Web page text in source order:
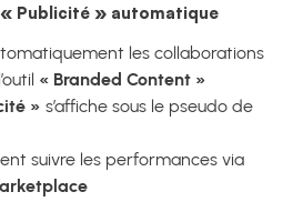
« Publicité » automatique
les collaborations
« Branded Content »
» s’affiche sous le pseudo de
suivre les performances via